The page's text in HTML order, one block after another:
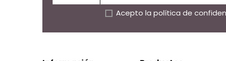
Acepto la política de